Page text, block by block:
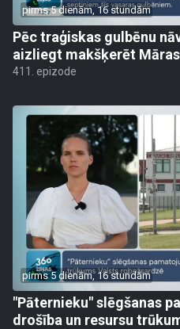
pirms 5 dienām, 16 stundām
Pēc traģiskas gulbēnu
aizliegt makšķerēt
411. epizode
pirms 5 dienām, 16 stundām
"Pāternieku" slēgšanas
drošība un resursu